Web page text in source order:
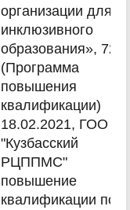
организации для
инклюзивного
образования», 72ч.
(Программа
повышения
квалификации)
18.02.2021, ГОО
"Кузбасский
РЦППМС"
повышение
квалификации по